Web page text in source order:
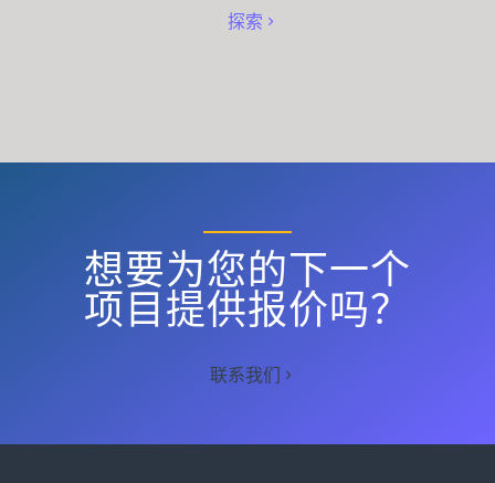
探索
想要为您的下一个
项目提供报价吗？
联系我们